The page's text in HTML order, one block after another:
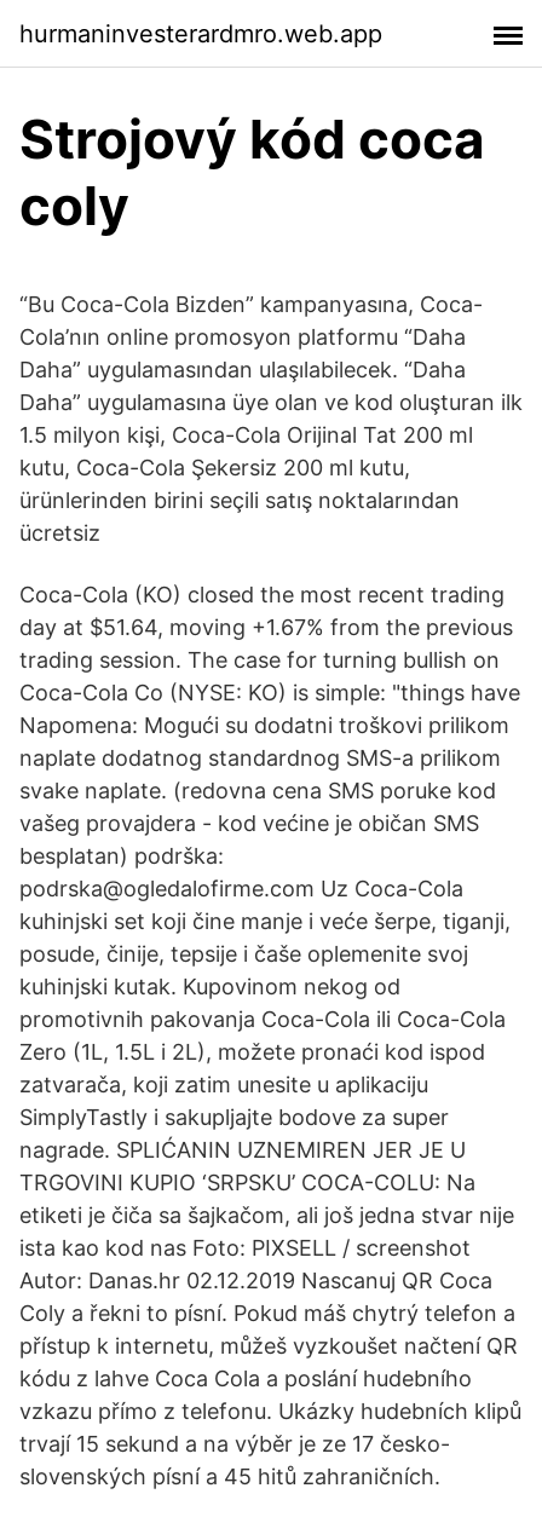
hurmaninvesterardmro.web.app
Strojový kód coca
coly
“Bu Coca-Cola Bizden” kampanyasına, Coca-
Cola’nın online promosyon platformu “Daha
Daha” uygulamasından ulaşılabilecek. “Daha
Daha” uygulamasına üye olan ve kod oluşturan ilk
1.5 milyon kişi, Coca-Cola Orijinal Tat 200 ml
kutu, Coca-Cola Şekersiz 200 ml kutu,
ürünlerinden birini seçili satış noktalarından
ücretsiz
Coca-Cola (KO) closed the most recent trading
day at $51.64, moving +1.67% from the previous
trading session. The case for turning bullish on
Coca-Cola Co (NYSE: KO) is simple: "things have
Napomena: Mogući su dodatni troškovi prilikom
naplate dodatnog standardnog SMS-a prilikom
svake naplate. (redovna cena SMS poruke kod
vašeg provajdera - kod većine je običan SMS
besplatan) podrška:
podrska@ogledalofirme.com Uz Coca-Cola
kuhinjski set koji čine manje i veće šerpe, tiganji,
posude, činije, tepsije i čaše oplemenite svoj
kuhinjski kutak. Kupovinom nekog od
promotivnih pakovanja Coca-Cola ili Coca-Cola
Zero (1L, 1.5L i 2L), možete pronaći kod ispod
zatvarača, koji zatim unesite u aplikaciju
SimplyTastly i sakupljajte bodove za super
nagrade. SPLIĆANIN UZNEMIREN JER JE U
TRGOVINI KUPIO ‘SRPSKU’ COCA-COLU: Na
etiketi je čiča sa šajkačom, ali još jedna stvar nije
ista kao kod nas Foto: PIXSELL / screenshot
Autor: Danas.hr 02.12.2019 Nascanuj QR Coca
Coly a řekni to písní. Pokud máš chytrý telefon a
přístup k internetu, můžeš vyzkoušet načtení QR
kódu z lahve Coca Cola a poslání hudebního
vzkazu přímo z telefonu. Ukázky hudebních klipů
trvají 15 sekund a na výběr je ze 17 česko-
slovenských písní a 45 hitů zahraničních.